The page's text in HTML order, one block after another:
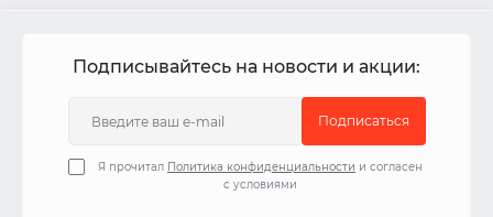
Подписывайтесь на новости и акции:
Подписаться
Я прочитал Политика конфиденциальности и согласен
с условиями